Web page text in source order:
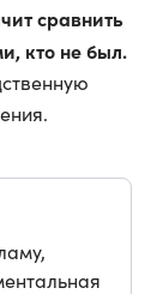
сравнить
кто не был.